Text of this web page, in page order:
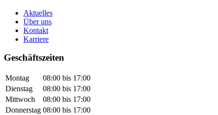
Aktuelles
Über uns
Kontakt
Karriere
Geschäftszeiten
Montag
08:00 bis 17:00
Dienstag
08:00 bis 17:00
Mittwoch
08:00 bis 17:00
Donnerstag 08:00 bis 17:00